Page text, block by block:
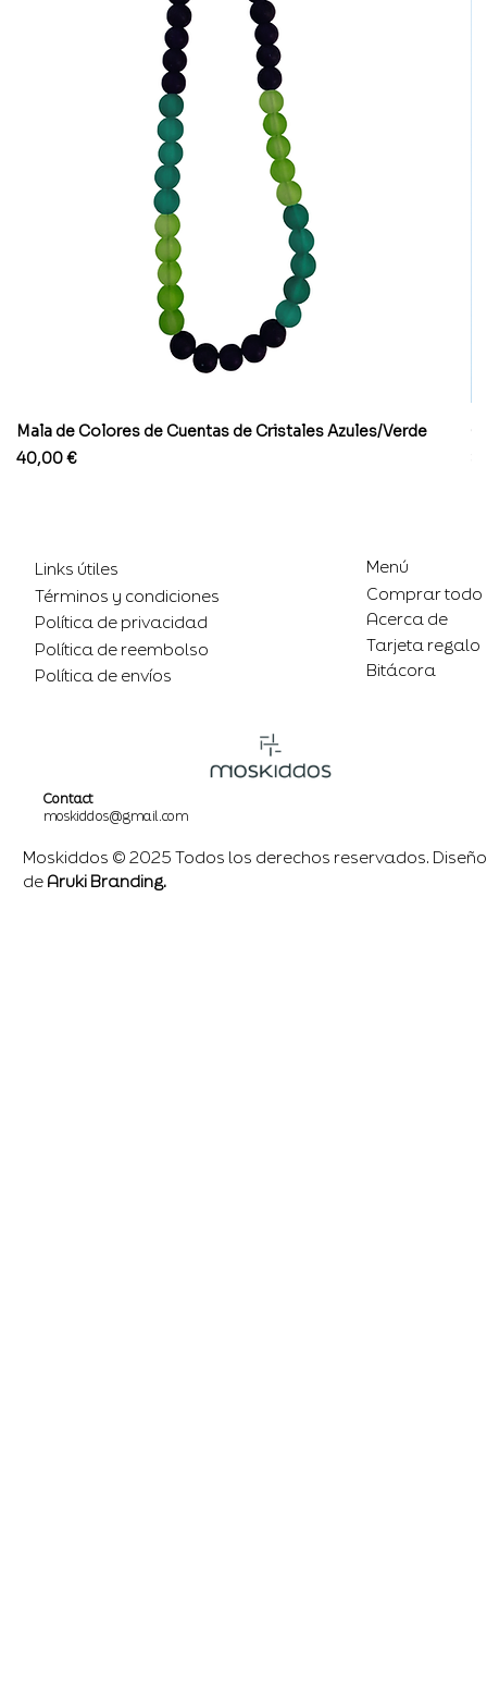
Mala de Colores de Cuentas de Cristales Azules/Verde
Precio
40,00 €
Links útiles
Términos y condiciones
Política de privacidad
Política de reembolso
Política de envíos
Menú
Comprar todo
Acerca de
Tarjeta regalo
Bitácora
Contact
moskiddos@gmail.com
Moskiddos © 2025 Todos los derechos reservados. Diseño
de Aruki Branding.